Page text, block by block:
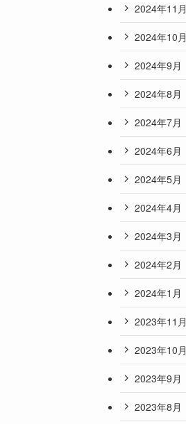
2024年11月
2024年10月
2024年9月
2024年8月
2024年7月
2024年6月
2024年5月
2024年4月
2024年3月
2024年2月
2024年1月
2023年11月
2023年10月
2023年9月
2023年8月